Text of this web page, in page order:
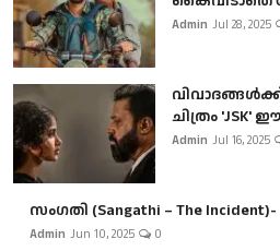
Admin Jul 28, 2025
ചിത്രം 'JSK'
Admin Jul 16, 2025
സംഗതി (Sangathi – The Incident)-
Admin Jun 10, 2025 0